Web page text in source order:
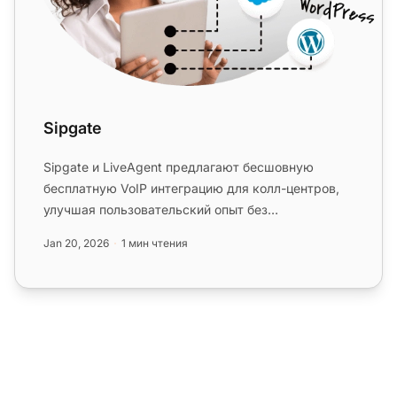
Sipgate
Sipgate и LiveAgent предлагают бесшовную
бесплатную VoIP интеграцию для колл-центров,
улучшая пользовательский опыт без
Jan 20, 2026 1 мин чтения